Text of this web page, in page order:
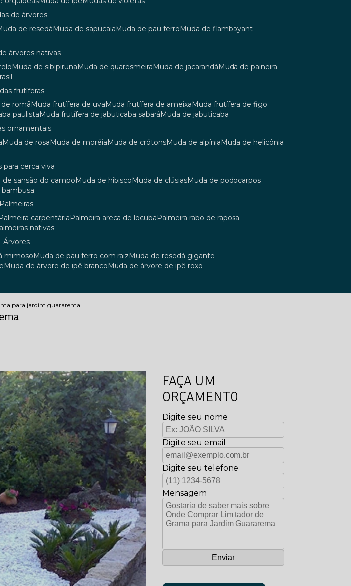
de árvores
muda de resedá muda de sapucaia muda de pau ferro
muda de flamboyant
de árvores nativas
muda de sibipiruna muda de quaresmeira muda de jacarandá
muda de paineira
frutíferas
de romã muda frutífera de uva muda frutífera de ameixa
muda frutífera de figo
paulista muda frutífera de jabuticaba sabará
muda de jabuticaba
ornamentais
muda de rosa muda de moréia muda de crótons muda de alpínia
muda de helicônia
para cerca viva
de sansão do campo muda de hibisco muda de clúsias
muda de podocarpos
bambusa
palmeiras
palmeira carpentária palmeira areca de locuba
palmeira rabo de raposa
palmeiras nativas
árvores
mimoso muda de pau ferro com raiz
muda de resedá gigante
muda de árvore de ipê branco
muda de árvore de ipê roxo
para jardim guararema
FAÇA UM
ORÇAMENTO
Digite seu nome
Digite seu email
Digite seu telefone
Mensagem